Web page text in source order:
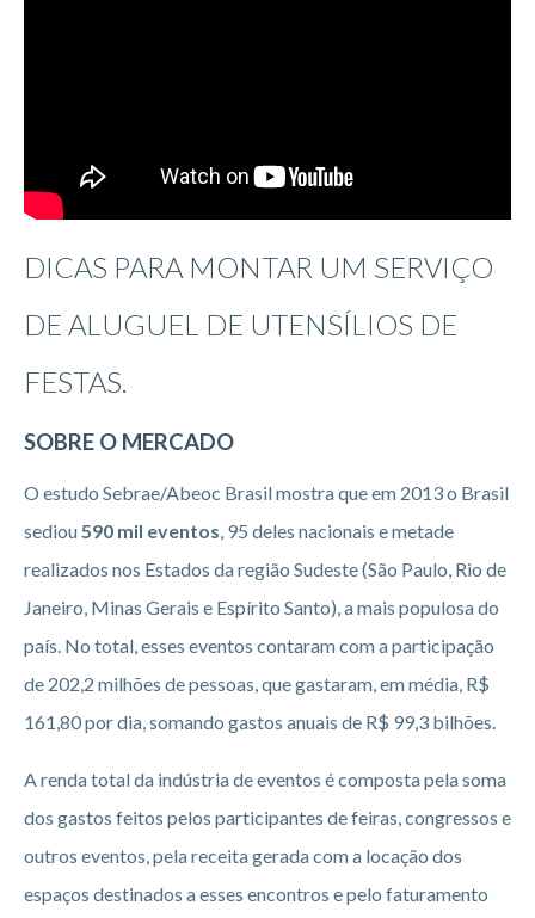
DICAS PARA MONTAR UM SERVIÇO
DE ALUGUEL DE UTENSÍLIOS DE
FESTAS.
SOBRE O MERCADO
O estudo Sebrae/Abeoc Brasil mostra que em 2013 o Brasil
sediou 590 mil eventos , 95 deles nacionais e metade
realizados nos Estados da região Sudeste (São Paulo, Rio de
Janeiro, Minas Gerais e Espírito Santo), a mais populosa do
país. No total, esses eventos contaram com a participação
de 202,2 milhões de pessoas, que gastaram, em média, R$
161,80 por dia, somando gastos anuais de R$ 99,3 bilhões.
A renda total da indústria de eventos é composta pela soma
dos gastos feitos pelos participantes de feiras, congressos e
outros eventos, pela receita gerada com a locação dos
espaços destinados a esses encontros e pelo faturamento